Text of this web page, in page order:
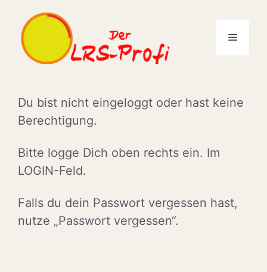
Inhalt
springen
Menü
Du bist nicht eingeloggt oder hast keine
Berechtigung.
Bitte logge Dich oben rechts ein. Im
LOGIN-Feld.
Falls du dein Passwort vergessen hast,
nutze „Passwort vergessen“.